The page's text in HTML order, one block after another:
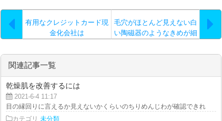
有用なクレジットカード現
金化会社は
毛穴がほとんど見えない白
い陶磁器のようなきめが細
ば
関連記事一覧
乾燥肌を改善するには
2021-6-4 11:17
目の縁回りに言えるか見えないかくらいのちりめんじわが確認できれば、
カテゴリ 未分類